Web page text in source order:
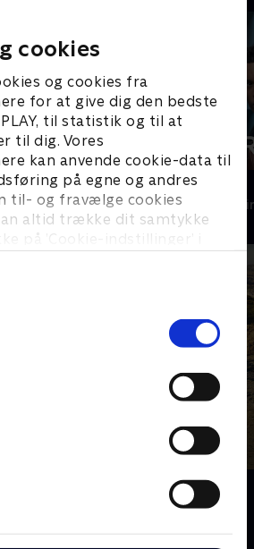
cookies
og cookies fra
for at give dig den bedste
til statistik og til at
til dig. Vores
kan anvende cookie-data til
på egne og andres
til- og fravælge cookies
altid trække dit samtykke
på ’Cookie-indstillinger’ i
sæsoner
Fartblind
Krimi &